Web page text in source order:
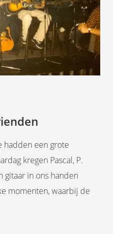
hadden een grote
kregen Pascal, P.
gitaar in ons handen
momenten, waarbij de